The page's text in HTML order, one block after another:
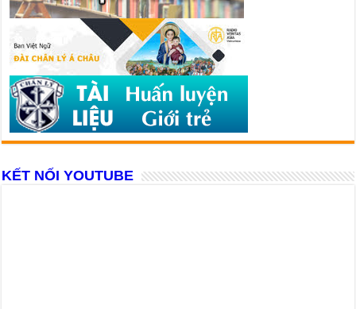
KẾT NỐI YOUTUBE